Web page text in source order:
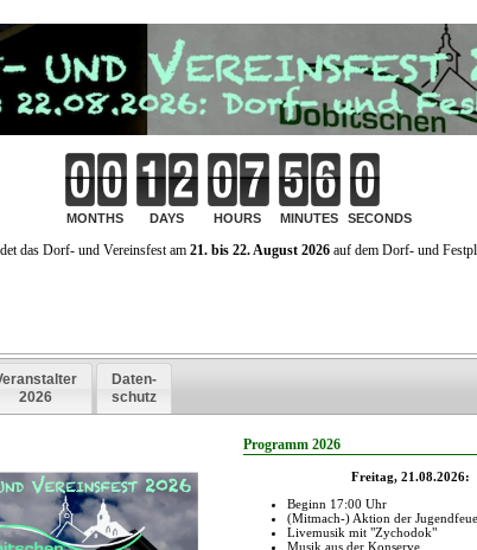
die Schüler auf die Standorte Schmölln, Meuselwitz und Rositz
ein Schulstandort eingespart werden soll, erhält Nöbdenitz
mehr geben.
bis 2025 ansieht und diese als steigend vorhergesagt werden.